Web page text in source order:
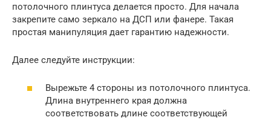
потолочного плинтуса делается просто. Для начала
закрепите само зеркало на ДСП или фанере. Такая
простая манипуляция дает гарантию надежности.
Далее следуйте инструкции:
Вырежьте 4 стороны из потолочного плинтуса.
Длина внутреннего края должна
соответствовать длине соответствующей